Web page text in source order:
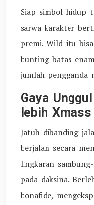
Siap simbol hidup
sarwa karakter
premi. Wild itu
bunting batas
jumlah pengganda
Gaya
lebih Xmass
Jatuh dibanding
berjalan secara
lingkaran
pada daksina.
bonafide,